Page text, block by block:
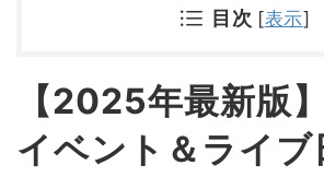
目次 [表示]
【2025年最新版
イベント＆ライブ